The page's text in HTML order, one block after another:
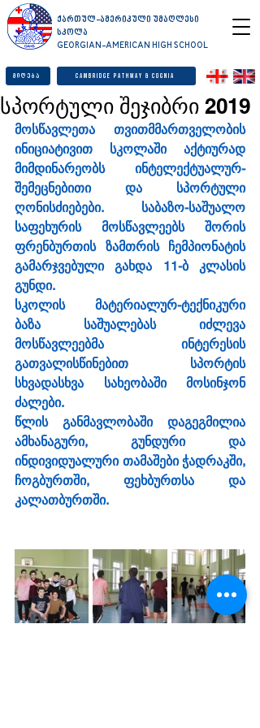
ქართულ-ამერიკული უმაღლესი
სკოლა
GEORGIAN-AMERICAN HIGH SCHOOL
მიღება Cambridge Pathway & Cognia
სპორტული შეჯიბრი 2019
მოსწავლეთა თვითმმართველობის
ინიციატივით სკოლაში აქტიურად
მიმდინარეობს ინტელექტუალურ-
შემეცნებითი და სპორტული
ღონისძიებები. საბაზო-საშუალო
საფეხურის მოსწავლეებს შორის
ფრენბურთის ზამთრის ჩემპიონატის
გამარჯვებული გახდა 11-ბ კლასის
გუნდი.
სკოლის მატერიალურ-ტექნიკური
ბაზა საშუალებას იძლევა
მოსწავლეებმა ინტერესის
გათვალისწინებით სპორტის
სხვადასხვა სახეობაში მოსინჯონ
ძალები.
წლის განმავლობაში დაგეგმილია
ამხანაგური, გუნდური და
ინდივიდუალური თამაშები ჭადრაკში,
ჩოგბურთში, ფეხბურთსა და
კალათბურთში.